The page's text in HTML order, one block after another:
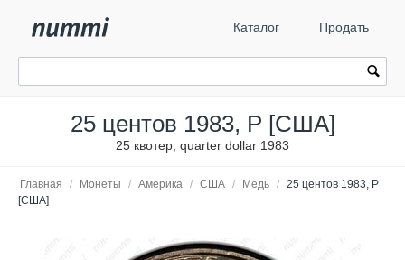
Каталог Продать
25 центов 1983, P [США]
25 квотер, quarter dollar 1983
Главная / Монеты / Америка / США / Медь / 25 центов 1983, P
[США]